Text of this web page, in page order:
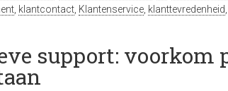
klantcontact Klantenservice klanttevredenheid
support: voorkom